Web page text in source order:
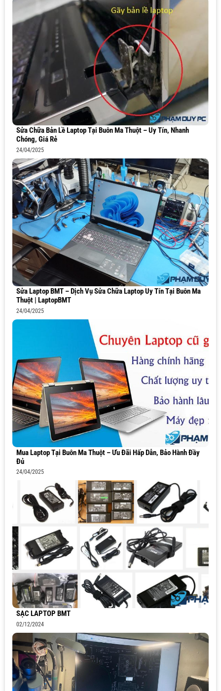
Sửa Chữa Bản Lề Laptop Tại Buôn Ma Thuột – Uy Tín, Nhanh
Chóng, Giá Rẻ
24/04/2025
Sửa Laptop BMT – Dịch Vụ Sửa Chữa Laptop Uy Tín Tại Buôn Ma
Thuột | LaptopBMT
24/04/2025
Mua Laptop Tại Buôn Ma Thuột – Ưu Đãi Hấp Dẫn, Bảo Hành Đầy
Đủ
24/04/2025
SẠC LAPTOP BMT
02/12/2024